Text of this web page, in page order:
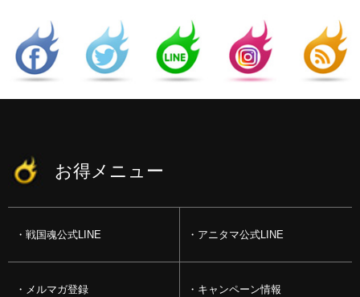
お得メニュー
戦国魂公式LINE アニタマ公式LINE
メルマガ登録 キャンペーン情報